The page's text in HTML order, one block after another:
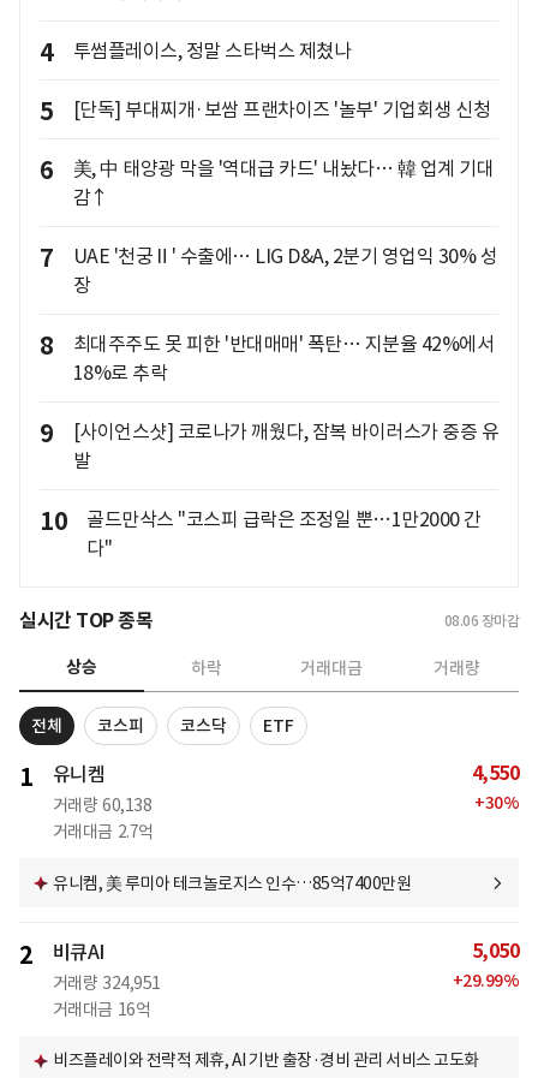
4 투썸플레이스, 정말 스타벅스 제쳤나
5 [단독] 부대찌개·보쌈 프랜차이즈 '놀부' 기업회생 신청
6
美, 中 태양광 막을 '역대급 카드' 내놨다… 韓 업계 기대
감↑
7
UAE '천궁Ⅱ' 수출에… LIG D&A, 2분기 영업익 30% 성
장
8
최대주주도 못 피한 '반대매매' 폭탄… 지분율 42%에서
18%로 추락
9
[사이언스샷] 코로나가 깨웠다, 잠복 바이러스가 중증 유
발
10
골드만삭스 "코스피 급락은 조정일 뿐…1만2000 간
다"
실시간 TOP 종목 08.06 장마감
상승 하락 거래대금 거래량
전체 코스피 코스닥 ETF
1 유니켐
거래량 60,138
거래대금 2.7억
4,550
+30%
유니켐, 美 루미아 테크놀로지스 인수…85억7400만원
2 비큐AI
거래량 324,951
거래대금 16억
5,050
+29.99%
비즈플레이와 전략적 제휴, AI 기반 출장·경비 관리 서비스 고도화